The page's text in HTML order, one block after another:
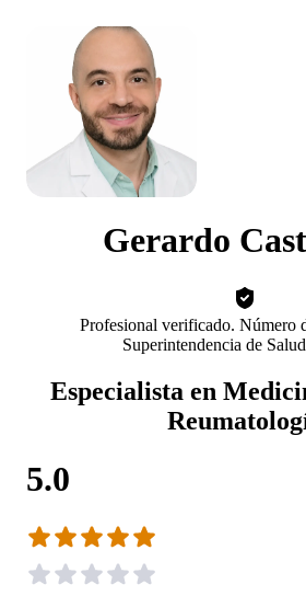
Gerardo
Profesional verificado. Número
Superintendencia de
Especialista en
5.0